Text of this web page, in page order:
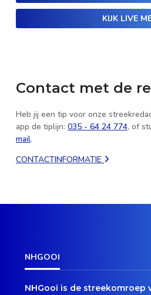
KIJK LIVE
Contact met de
Heb jij een tip voor onze
app de tiplijn: 035 - 64 24 774, of
mail.
CONTACTINFORMATIE
NHGOOI
NHGooi is de streekomroep